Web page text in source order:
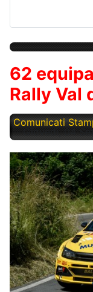
62
Rally Val
Comunicati
Giovedì, 04